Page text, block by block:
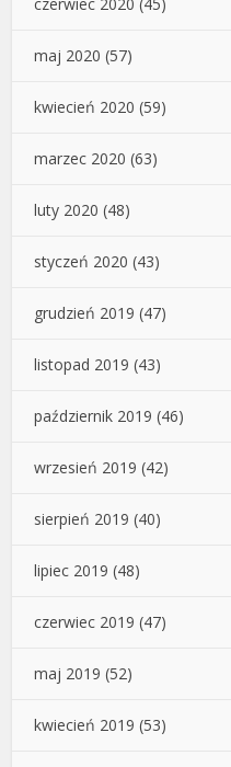
czerwiec 2020 (45)
maj 2020 (57)
kwiecień 2020 (59)
marzec 2020 (63)
luty 2020 (48)
styczeń 2020 (43)
grudzień 2019 (47)
listopad 2019 (43)
październik 2019 (46)
wrzesień 2019 (42)
sierpień 2019 (40)
lipiec 2019 (48)
czerwiec 2019 (47)
maj 2019 (52)
kwiecień 2019 (53)